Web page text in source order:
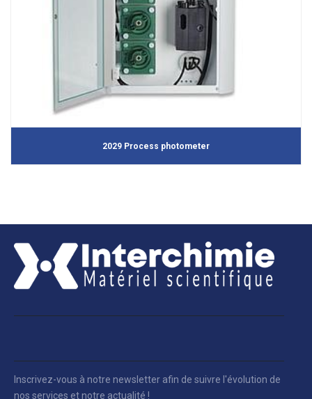
2029 Process photometer
Inscrivez-vous à notre newsletter afin de suivre l'évolution de
nos services et notre actualité !